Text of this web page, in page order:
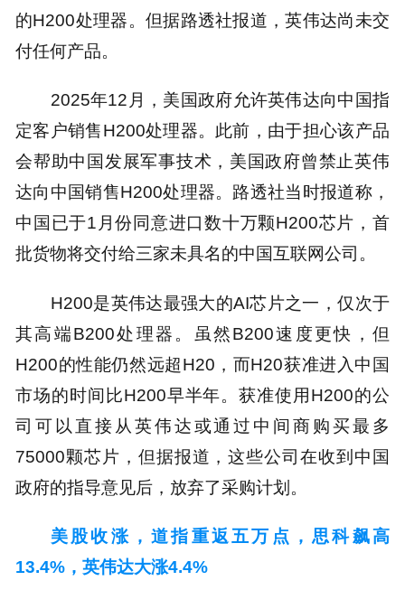
的H200处理器。但据路透社报道，英伟达尚未交
付任何产品。
2025年12月，美国政府允许英伟达向中国指
定客户销售H200处理器。此前，由于担心该产品
会帮助中国发展军事技术，美国政府曾禁止英伟
达向中国销售H200处理器。路透社当时报道称，
中国已于1月份同意进口数十万颗H200芯片，首
批货物将交付给三家未具名的中国互联网公司。
H200是英伟达最强大的AI芯片之一，仅次于
其高端B200处理器。虽然B200速度更快，但
H200的性能仍然远超H20，而H20获准进入中国
市场的时间比H200早半年。获准使用H200的公
司可以直接从英伟达或通过中间商购买最多
75000颗芯片，但据报道，这些公司在收到中国
政府的指导意见后，放弃了采购计划。
美股收涨，道指重返五万点，思科飙高
13.4%，英伟达大涨4.4%